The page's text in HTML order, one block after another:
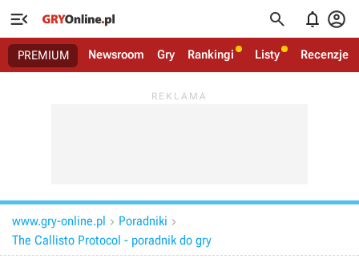
   
PREMIUM Newsroom Gry Rankingi Listy Recenzje
www.gry-online.pl  Poradniki 
The Callisto Protocol - poradnik do gry